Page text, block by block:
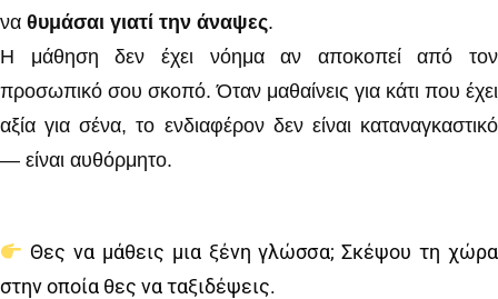
να θυμάσαι γιατί την άναψες.
Η μάθηση δεν έχει νόημα αν αποκοπεί από τον
προσωπικό σου σκοπό. Όταν μαθαίνεις για κάτι που έχει
αξία για σένα, το ενδιαφέρον δεν είναι καταναγκαστικό
— είναι αυθόρμητο.
Θες να μάθεις μια ξένη γλώσσα; Σκέψου τη χώρα
στην οποία θες να ταξιδέψεις.